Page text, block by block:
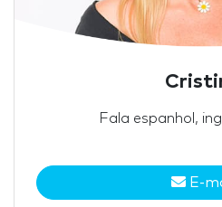
Fala espanhol,
E-